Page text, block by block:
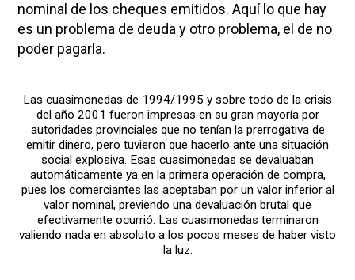
nominal de los cheques emitidos. Aquí lo que hay
es un problema de deuda y otro problema, el de no
poder pagarla.
Las cuasimonedas de 1994/1995 y sobre todo de la crisis
del año 2001 fueron impresas en su gran mayoría por
autoridades provinciales que no tenían la prerrogativa de
emitir dinero, pero tuvieron que hacerlo ante una situación
social explosiva. Esas cuasimonedas se devaluaban
automáticamente ya en la primera operación de compra,
pues los comerciantes las aceptaban por un valor inferior al
valor nominal, previendo una devaluación brutal que
efectivamente ocurrió. Las cuasimonedas terminaron
valiendo nada en absoluto a los pocos meses de haber visto
la luz.